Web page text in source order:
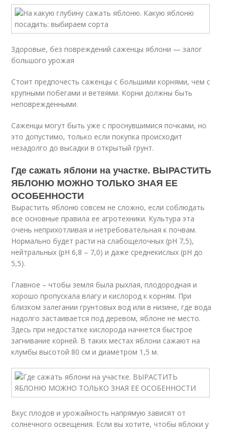
Здоровые, без повреждений саженцы яблони — залог
большого урожая
Стоит предпочесть саженцы с большими корнями, чем с
крупными побегами и ветвями. Корни должны быть
неповрежденными.
Саженцы могут быть уже с проснувшимися почками, но
это допустимо, только если покупка происходит
незадолго до высадки в открытый грунт.
Где сажать яблони на участке. ВЫРАСТИТЬ
ЯБЛОНЮ МОЖНО ТОЛЬКО ЗНАЯ ЕЕ
ОСОБЕННОСТИ
Вырастить яблоню совсем не сложно, если соблюдать
все основные правила ее агротехники. Культура эта
очень неприхотливая и нетребовательная к почвам.
Нормально будет расти на слабощелочных (рН 7,5),
нейтральных (рН 6,8 – 7,0) и даже среднекислых (рН до
5,5).
Главное – чтобы земля была рыхлая, плодородная и
хорошо пропускала влагу и кислород к корням. При
близком залегании грунтовых вод или в низине, где вода
надолго застаивается под деревом, яблоне не место.
Здесь при недостатке кислорода начнется быстрое
загнивание корней. В таких местах яблони сажают на
клумбы высотой 80 см и диаметром 1,5 м.
Вкус плодов и урожайность напрямую зависят от
солнечного освещения. Если вы хотите, чтобы яблоки у